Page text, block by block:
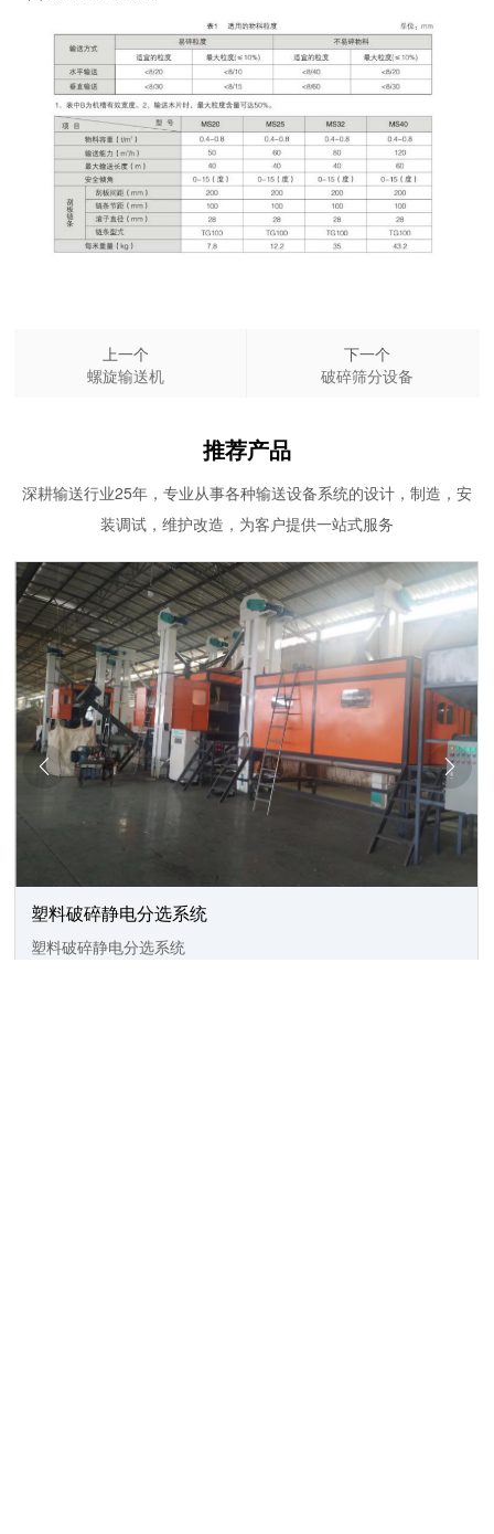
上一个
螺旋输送机
下一个
破碎筛分设备
推荐产品
深耕输送行业25年，专业从事各种输送设备系统的设计，制造，安
装调试，维护改造，为客户提供一站式服务
塑料破碎静电分选系统
塑料破碎静电分选系统
 